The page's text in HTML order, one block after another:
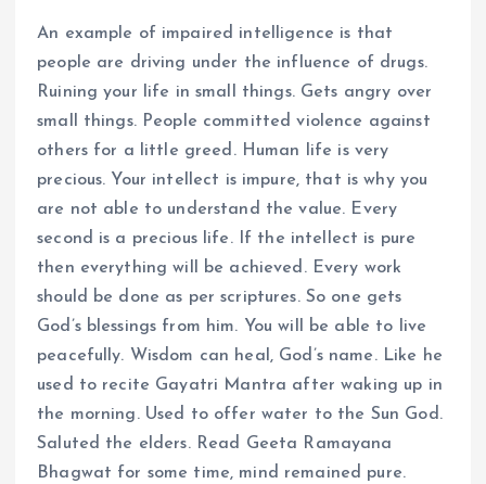
An example of impaired intelligence is that
people are driving under the influence of drugs.
Ruining your life in small things. Gets angry over
small things. People committed violence against
others for a little greed. Human life is very
precious. Your intellect is impure, that is why you
are not able to understand the value. Every
second is a precious life. If the intellect is pure
then everything will be achieved. Every work
should be done as per scriptures. So one gets
God’s blessings from him. You will be able to live
peacefully. Wisdom can heal, God’s name. Like he
used to recite Gayatri Mantra after waking up in
the morning. Used to offer water to the Sun God.
Saluted the elders. Read Geeta Ramayana
Bhagwat for some time, mind remained pure.